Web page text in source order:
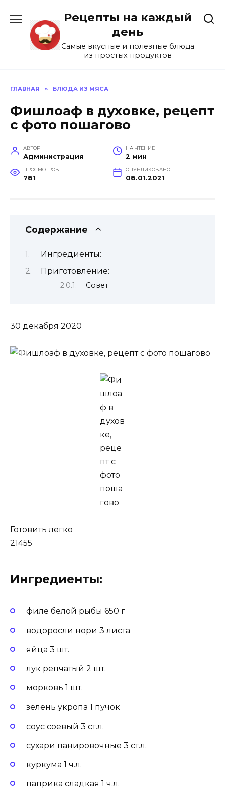
содержанию
Рецепты на каждый
день
Самые вкусные и полезные блюда
из простых продуктов
ГЛАВНАЯ » БЛЮДА ИЗ МЯСА
Фишлоаф в духовке, рецепт
с фото пошагово
АВТОР
Администрация
НА ЧТЕНИЕ
2 мин
ПРОСМОТРОВ
781
ОПУБЛИКОВАНО
08.01.2021
Содержание
Ингредиенты:
Приготовление:
Совет
30 декабря 2020
Готовить легко
21455
Ингредиенты:
филе белой рыбы 650 г
водоросли нори 3 листа
яйца 3 шт.
лук репчатый 2 шт.
морковь 1 шт.
зелень укропа 1 пучок
соус соевый 3 ст.л.
сухари панировочные 3 ст.л.
куркума 1 ч.л.
паприка сладкая 1 ч.л.